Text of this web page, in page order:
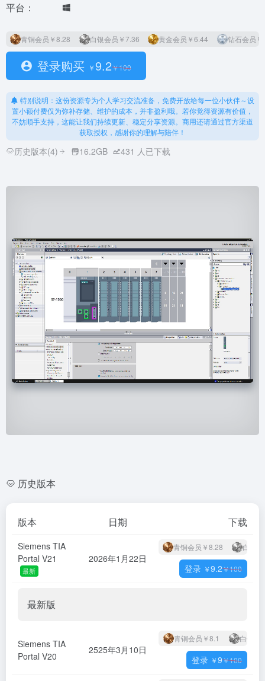
平台：
青铜会员 ￥8.28 白银会员 ￥7.36 黄金会员 ￥6.44 钻石会员
登录购买 ￥9.2￥100
特别说明：这份资源专为个人学习交流准备，免费开放给每一位小伙伴～设
置小额付费仅为弥补存储、维护的成本，并非盈利哦。若你觉得资源有价值，
不妨顺手支持，这能让我们持续更新、稳定分享资源。商用还请通过官方渠道
获取授权，感谢你的理解与陪伴！
历史版本(4) 16.2GB 431 人已下载
历史版本
版本 日期 下载
Siemens TIA
Portal V21
最新
2026年1月22日
青铜会员 ￥8.28 白银
登录 ￥9.2￥100
最新版
Siemens TIA
Portal V20
2525年3月10日
青铜会员 ￥8.1 白银会
登录 ￥9￥100